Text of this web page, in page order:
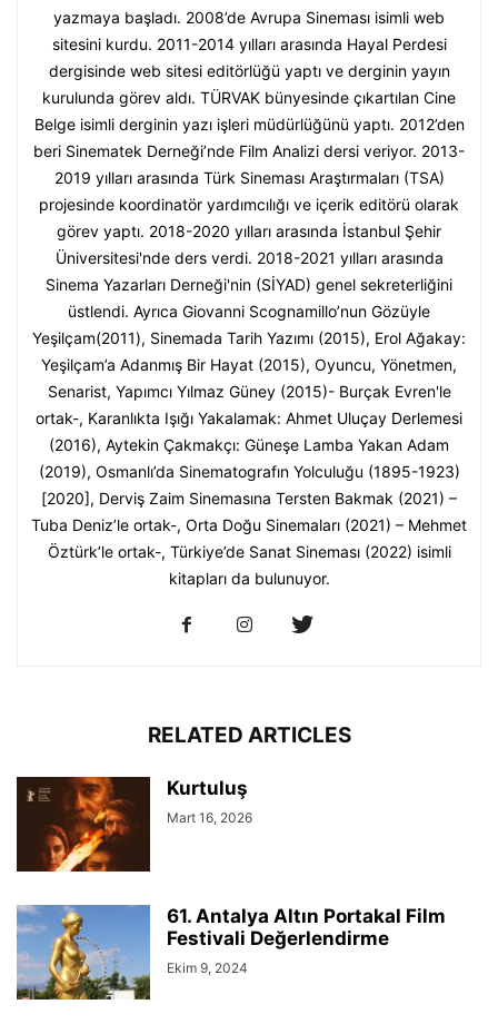
yazmaya başladı. 2008’de Avrupa Sineması isimli web
sitesini kurdu. 2011-2014 yılları arasında Hayal Perdesi
dergisinde web sitesi editörlüğü yaptı ve derginin yayın
kurulunda görev aldı. TÜRVAK bünyesinde çıkartılan Cine
Belge isimli derginin yazı işleri müdürlüğünü yaptı. 2012’den
beri Sinematek Derneği’nde Film Analizi dersi veriyor. 2013-
2019 yılları arasında Türk Sineması Araştırmaları (TSA)
projesinde koordinatör yardımcılığı ve içerik editörü olarak
görev yaptı. 2018-2020 yılları arasında İstanbul Şehir
Üniversitesi'nde ders verdi. 2018-2021 yılları arasında
Sinema Yazarları Derneği'nin (SİYAD) genel sekreterliğini
üstlendi. Ayrıca Giovanni Scognamillo’nun Gözüyle
Yeşilçam(2011), Sinemada Tarih Yazımı (2015), Erol Ağakay:
Yeşilçam’a Adanmış Bir Hayat (2015), Oyuncu, Yönetmen,
Senarist, Yapımcı Yılmaz Güney (2015)- Burçak Evren'le
ortak-, Karanlıkta Işığı Yakalamak: Ahmet Uluçay Derlemesi
(2016), Aytekin Çakmakçı: Güneşe Lamba Yakan Adam
(2019), Osmanlı’da Sinematografın Yolculuğu (1895-1923)
[2020], Derviş Zaim Sinemasına Tersten Bakmak (2021) –
Tuba Deniz’le ortak-, Orta Doğu Sinemaları (2021) – Mehmet
Öztürk’le ortak-, Türkiye’de Sanat Sineması (2022) isimli
kitapları da bulunuyor.
RELATED ARTICLES
Kurtuluş
Mart 16, 2026
61. Antalya Altın Portakal Film
Festivali Değerlendirme
Ekim 9, 2024